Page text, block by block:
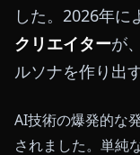
した。2026年に
クリエイターが
ルソナを作り出
AI技術の爆発的な
されました。単純